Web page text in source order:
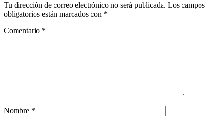
Tu dirección de correo electrónico no será publicada. Los campos
obligatorios están marcados con *
Comentario *
Nombre *